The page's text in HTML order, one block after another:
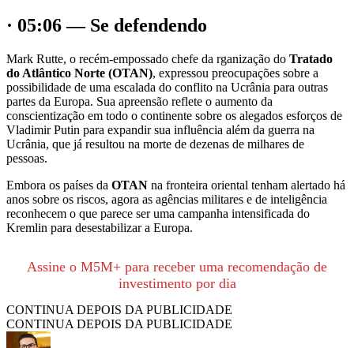
· 05:06 — Se defendendo
Mark Rutte, o recém-empossado chefe da rganização do Tratado
do Atlântico Norte (OTAN), expressou preocupações sobre a
possibilidade de uma escalada do conflito na Ucrânia para outras
partes da Europa. Sua apreensão reflete o aumento da
conscientização em todo o continente sobre os alegados esforços de
Vladimir Putin para expandir sua influência além da guerra na
Ucrânia, que já resultou na morte de dezenas de milhares de
pessoas.
Embora os países da OTAN na fronteira oriental tenham alertado há
anos sobre os riscos, agora as agências militares e de inteligência
reconhecem o que parece ser uma campanha intensificada do
Kremlin para desestabilizar a Europa.
Assine o M5M+ para receber uma recomendação de
investimento por dia
CONTINUA DEPOIS DA PUBLICIDADE
CONTINUA DEPOIS DA PUBLICIDADE